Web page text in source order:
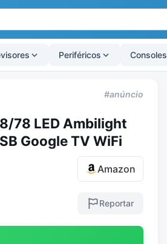
Periféricos Consoles
#anúncio
78 LED Ambilight
Google TV WiFi
Amazon
Reportar